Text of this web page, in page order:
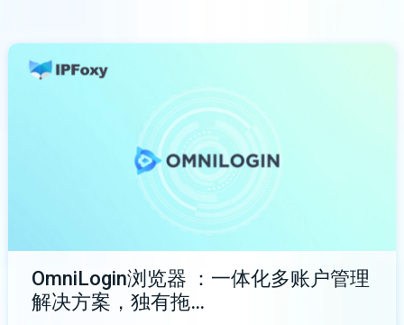
OmniLogin浏览器 ：一体化多账户管理
解决方案，独有拖…